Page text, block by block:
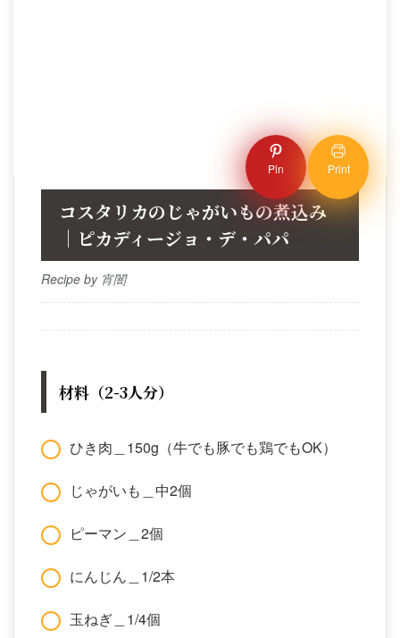
Pin Print
コスタリカのじゃがいもの煮込み
｜ピカディージョ・デ・パパ
Recipe by 宵闇
材料（2-3人分）
ひき肉＿150g（牛でも豚でも鶏でもOK）
じゃがいも＿中2個
ピーマン＿2個
にんじん＿1/2本
玉ねぎ＿1/4個